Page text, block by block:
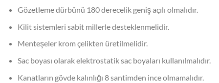
Gözetleme dürbünü 180 derecelik geniş açılı olmalıdır.
Kilit sistemleri sabit millerle desteklenmelidir.
Menteşeler krom çelikten üretilmelidir.
Sac boyası olarak elektrostatik sac boyaları kullanılmalıdır.
Kanatların gövde kalınlığı 8 santimden ince olmamalıdır.